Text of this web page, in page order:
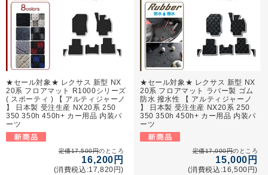
★セール対象★ レクサス 新型 NX
20系 フロアマット R1000シリーズ
( スポーティ ) 【 アルティジャーノ
】 日本製 受注生産 NX20系 250
350 350h 450h+ カー用品 内装パ
ーツ
定価17,500円のところ
16,200円
(消費税込:17,820円)
★セール対象★ レクサス 新型 NX
20系 フロアマット ラバー製 ゴム
防水 撥水性 【 アルティジャーノ
】 日本製 受注生産 NX20系 250
350 350h 450h+ カー用品 内装パ
ーツ
定価17,000円のところ
15,000円
(消費税込:16,500円)